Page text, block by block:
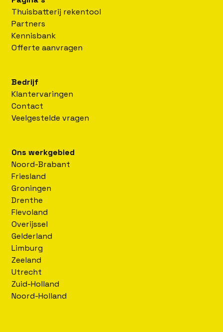
Thuisbatterij rekentool
Partners
Kennisbank
Offerte aanvragen
Bedrijf
Klantervaringen
Contact
Veelgestelde vragen
Ons werkgebied
Noord-Brabant
Friesland
Groningen
Drenthe
Flevoland
Overijssel
Gelderland
Limburg
Zeeland
Utrecht
Zuid-Holland
Noord-Holland